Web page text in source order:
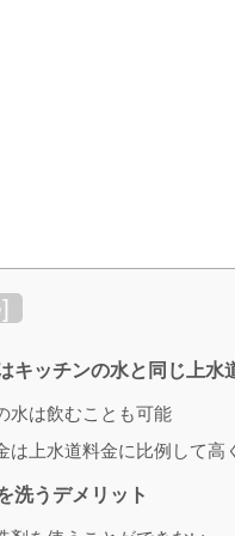
]
キッチンの水と同じ上水
水は飲むことも可能
は上水道料金に比例して高
洗うデメリット